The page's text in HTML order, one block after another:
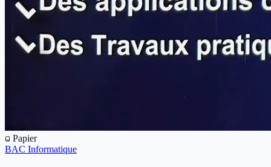
Papier
BAC Informatique